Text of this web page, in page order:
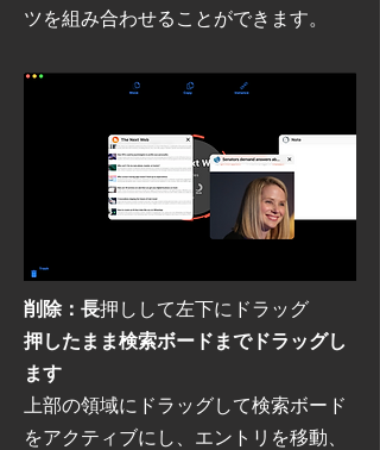
ツを組み合わせることができます。
削除：長押しして左下にドラッグ
押したまま検索ボードまでドラッグし
ます
上部の領域にドラッグして検索ボード
をアクティブにし、エントリを移動、